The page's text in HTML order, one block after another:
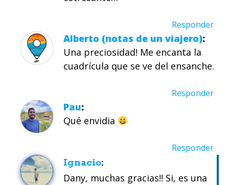
Responder
Alberto (notas de un viajero)
Una preciosidad! Me encanta la
cuadrícula que se ve del ensanche.
Responder
Pau
Qué envidia
Responder
Ignacio
Dany, muchas gracias!! Si, es una